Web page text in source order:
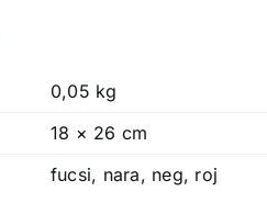
0,05 kg
18 × 26 cm
fucsi, nara, neg, roj